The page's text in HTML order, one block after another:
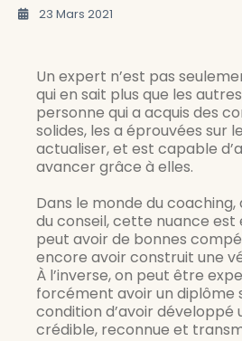
23 Mars 2021
Un expert n’est pas
qui en sait plus que les
personne qui a acquis des
solides, les a éprouvées sur
actualiser, et est capable
avancer grâce à elles.
Dans le monde du
du conseil, cette nuance est
peut avoir de bonnes
encore avoir construit une
À l’inverse, on peut être
forcément avoir un diplôme
condition d’avoir développé
crédible, reconnue et